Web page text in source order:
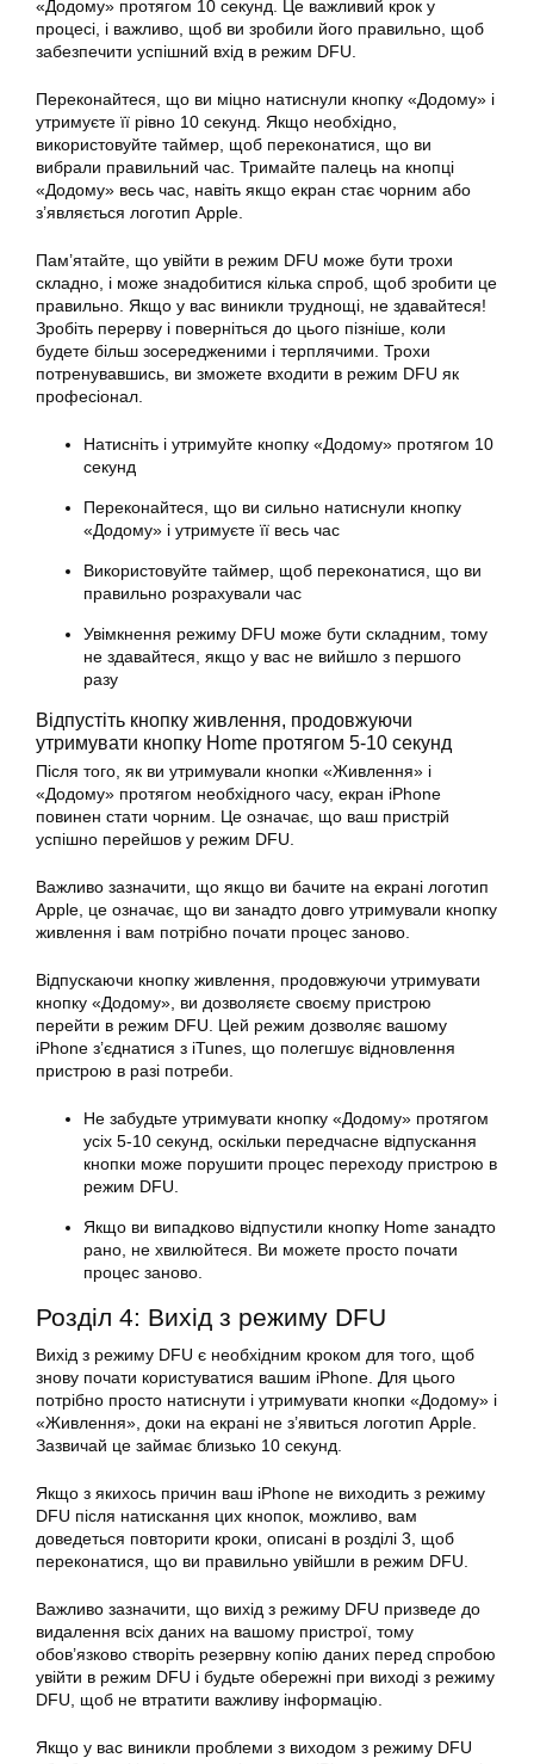
«Додому» протягом 10 секунд. Це важливий крок у
процесі, і важливо, щоб ви зробили його правильно, щоб
забезпечити успішний вхід в режим DFU.
Переконайтеся, що ви міцно натиснули кнопку «Додому» і
утримуєте її рівно 10 секунд. Якщо необхідно,
використовуйте таймер, щоб переконатися, що ви
вибрали правильний час. Тримайте палець на кнопці
«Додому» весь час, навіть якщо екран стає чорним або
з’являється логотип Apple.
Пам’ятайте, що увійти в режим DFU може бути трохи
складно, і може знадобитися кілька спроб, щоб зробити це
правильно. Якщо у вас виникли труднощі, не здавайтеся!
Зробіть перерву і поверніться до цього пізніше, коли
будете більш зосередженими і терплячими. Трохи
потренувавшись, ви зможете входити в режим DFU як
професіонал.
Натисніть і утримуйте кнопку «Додому» протягом 10
секунд
Переконайтеся, що ви сильно натиснули кнопку
«Додому» і утримуєте її весь час
Використовуйте таймер, щоб переконатися, що ви
правильно розрахували час
Увімкнення режиму DFU може бути складним, тому
не здавайтеся, якщо у вас не вийшло з першого
разу
Відпустіть кнопку живлення, продовжуючи
утримувати кнопку Home протягом 5-10 секунд
Після того, як ви утримували кнопки «Живлення» і
«Додому» протягом необхідного часу, екран iPhone
повинен стати чорним. Це означає, що ваш пристрій
успішно перейшов у режим DFU.
Важливо зазначити, що якщо ви бачите на екрані логотип
Apple, це означає, що ви занадто довго утримували кнопку
живлення і вам потрібно почати процес заново.
Відпускаючи кнопку живлення, продовжуючи утримувати
кнопку «Додому», ви дозволяєте своєму пристрою
перейти в режим DFU. Цей режим дозволяє вашому
iPhone з’єднатися з iTunes, що полегшує відновлення
пристрою в разі потреби.
Не забудьте утримувати кнопку «Додому» протягом
усіх 5-10 секунд, оскільки передчасне відпускання
кнопки може порушити процес переходу пристрою в
режим DFU.
Якщо ви випадково відпустили кнопку Home занадто
рано, не хвилюйтеся. Ви можете просто почати
процес заново.
Розділ 4: Вихід з режиму DFU
Вихід з режиму DFU є необхідним кроком для того, щоб
знову почати користуватися вашим iPhone. Для цього
потрібно просто натиснути і утримувати кнопки «Додому» і
«Живлення», доки на екрані не з’явиться логотип Apple.
Зазвичай це займає близько 10 секунд.
Якщо з якихось причин ваш iPhone не виходить з режиму
DFU після натискання цих кнопок, можливо, вам
доведеться повторити кроки, описані в розділі 3, щоб
переконатися, що ви правильно увійшли в режим DFU.
Важливо зазначити, що вихід з режиму DFU призведе до
видалення всіх даних на вашому пристрої, тому
обов’язково створіть резервну копію даних перед спробою
увійти в режим DFU і будьте обережні при виході з режиму
DFU, щоб не втратити важливу інформацію.
Якщо у вас виникли проблеми з виходом з режиму DFU